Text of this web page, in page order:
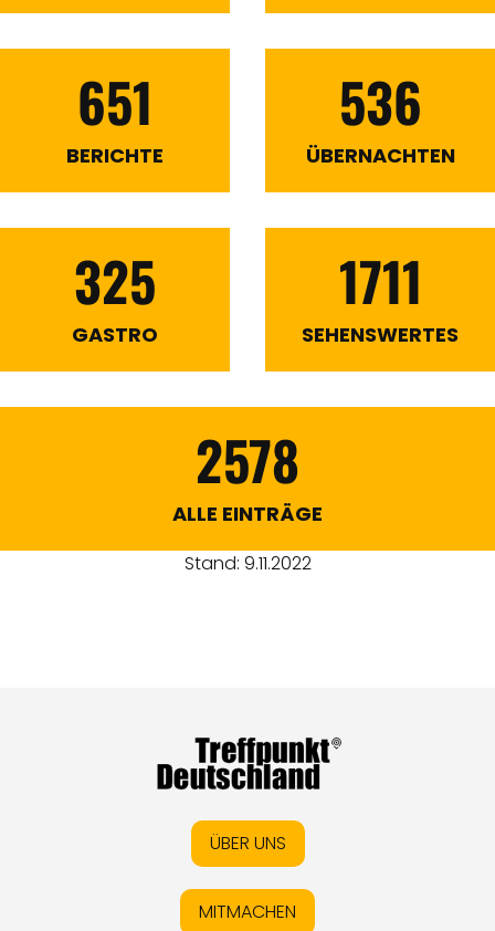
651
BERICHTE
536
ÜBERNACHTEN
325
GASTRO
1711
SEHENSWERTES
2578
ALLE EINTRÄGE
Stand: 9.11.2022
ÜBER UNS
MITMACHEN